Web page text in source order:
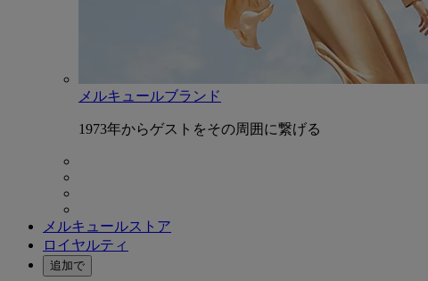
メルキュールブランド
1973年からゲストをその周囲に繋げる
メルキュールストア
ロイヤルティ
追加で